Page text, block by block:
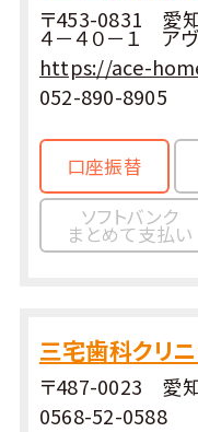
〒453-0831 愛
４－４０－１ ア
https://ace-
052-890-8905
口座振替
ソフトバンク
まとめて支払い
三宅歯科クリニ
〒487-0023 愛
0568-52-0588